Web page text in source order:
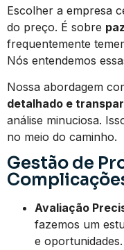
Escolher a empresa
do preço. É sobre
frequentemente
Nós entendemos
Nossa abordagem
detalhado e
análise minuciosa.
no meio do caminho.
Gestão de
Avaliação
fazemos um
e oportunidades.